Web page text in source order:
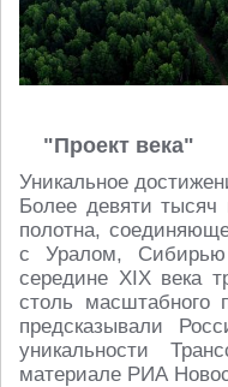
"Проект века"
Уникальное
Более девяти тысяч
полотна,
с Уралом,
середине XIX века
столь масштабного
предсказывали
уникальности
материале РИА